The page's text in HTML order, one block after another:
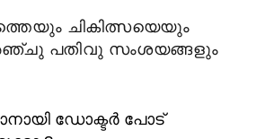
ചികിത്സയെയും
പതിവു സംശയങ്ങളും
ഡോക്ടര് പോട്